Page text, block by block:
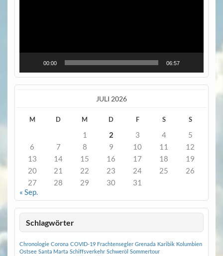
00:00 06:57
JULI 2026
M D M D F S S
1 2 3 4
5
6
7 8 9 10 11
12
13
14 15 16 17 18
19
20
21 22 23 24 25
26
27
28 29 30
31
« Sep.
Schlagwörter
Chronologie Corona COVID-19 Frachtensegler Grenada Karibik Kolumbien
Ostsee Santa Marta Schiffsverkehr Schweröl Sommertour